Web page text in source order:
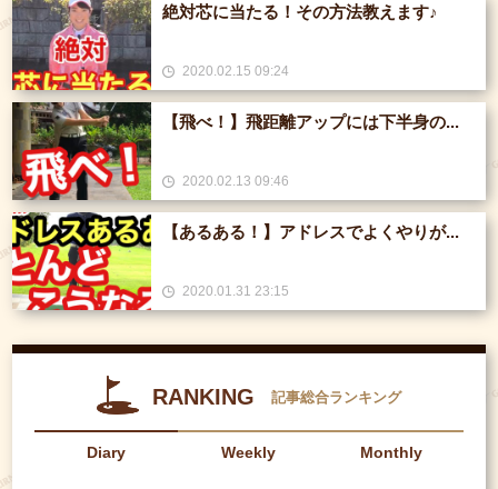
絶対芯に当たる！その方法教えます♪
2020.02.15 09:24
【飛べ！】飛距離アップには下半身の...
2020.02.13 09:46
【あるある！】アドレスでよくやりが...
2020.01.31 23:15
RANKING 記事総合ランキング
Diary Weekly Monthly